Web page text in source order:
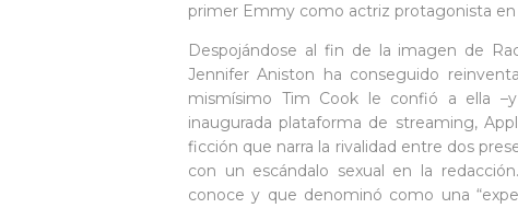
primer Emmy como actriz protagonista en
Despojándose al fin de la imagen de
Jennifer Aniston ha conseguido
mismísimo Tim Cook le confió a ella
inaugurada plataforma de streaming,
ficción que narra la rivalidad entre dos
con un escándalo sexual en la
conoce y que denominó como una